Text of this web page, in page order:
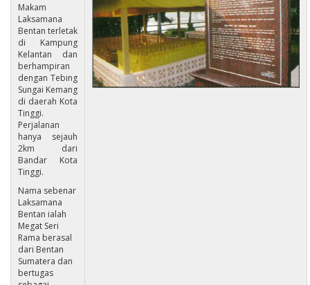
Makam
Laksamana
Bentan terletak
di Kampung
Kelantan dan
berhampiran
dengan Tebing
Sungai Kemang
di daerah Kota
Tinggi.
Perjalanan
hanya sejauh
2km dari
Bandar Kota
Tinggi.
Nama sebenar
Laksamana
Bentan ialah
Megat Seri
Rama berasal
dari Bentan
Sumatera dan
bertugas